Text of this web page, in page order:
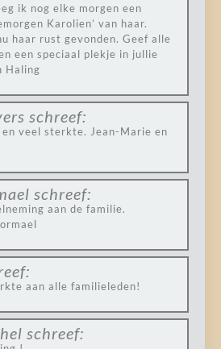
ik nog elke morgen een
Karolien’ van haar.
haar rust gevonden. Geef alle
een speciaal plekje in jullie
Haling
schreef:
en veel sterkte. Jean-Marie en
schreef:
aan de familie.
aan alle familieleden!
schreef: